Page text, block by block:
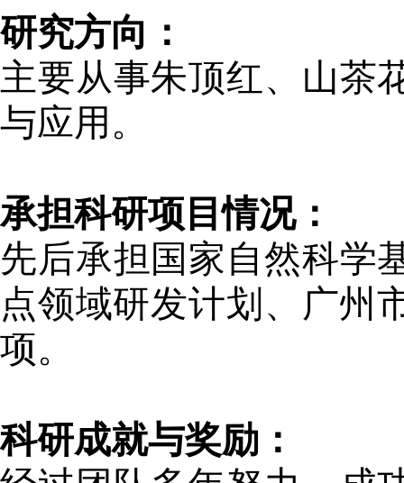
研究方向：
主要从事朱顶红、山茶
与应用。
承担科研项目情况：
先后承担国家自然科学
点领域研发计划、广州
项。
科研成就与奖励：